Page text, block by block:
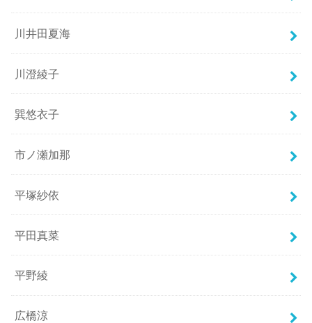
川井田夏海
川澄綾子
巽悠衣子
市ノ瀬加那
平塚紗依
平田真菜
平野綾
広橋涼